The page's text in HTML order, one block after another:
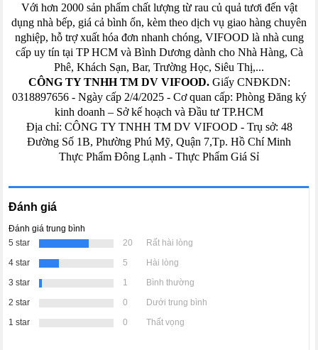
Với hơn 2000 sản phẩm chất lượng từ rau củ quả tươi đến vật
dụng nhà bếp, giá cả bình ổn, kèm theo dịch vụ giao hàng chuyên
nghiệp, hỗ trợ xuất hóa đơn nhanh chóng, VIFOOD là nhà cung
cấp uy tín tại TP HCM và Bình Dương dành cho Nhà Hàng, Cà
Phê, Khách Sạn, Bar, Trường Học, Siêu Thị,...
CÔNG TY TNHH TM DV VIFOOD.Giấy CNĐKDN:
0318897656 - Ngày cấp 2/4/2025 - Cơ quan cấp: Phòng Đăng ký
kinh doanh – Sở kế hoạch và Đầu tư TP.HCM
Địa chỉ: CÔNG TY TNHH TM DV VIFOOD - Trụ sở: 48
Đường Số 1B, Phường Phú Mỹ, Quận 7,Tp. Hồ Chí Minh
Thực Phẩm Đông Lạnh - Thực Phẩm Giá Sỉ
Đánh giá
Đánh giá trung bình
5 star
20
Rất hài lòng
4 star
5
Hài lòng
3 star
1
Bình thường
2 star
0
Dưới trung bình
1 star
0 Thất vọng